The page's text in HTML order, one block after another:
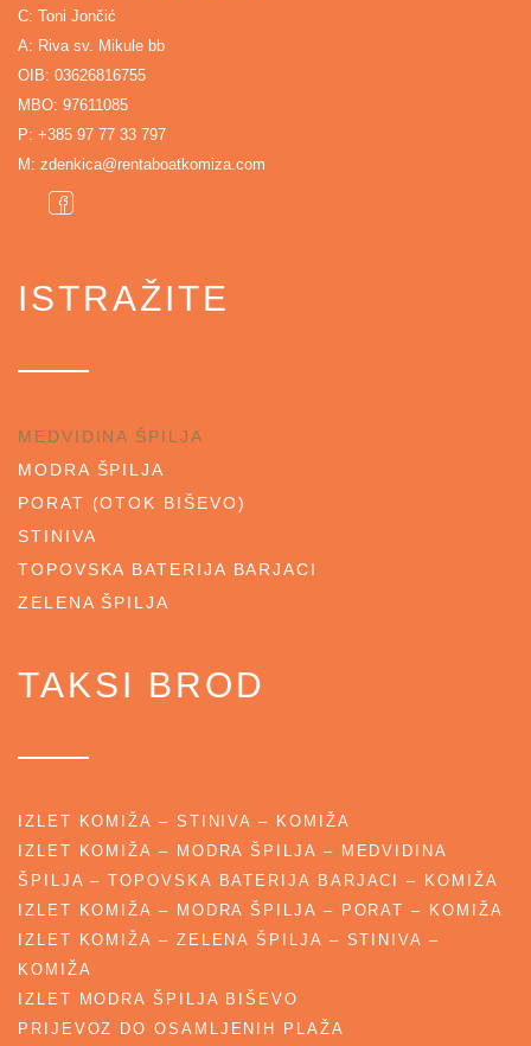
C: Toni Jončić
A: Riva sv. Mikule bb
OIB: 03626816755
MBO: 97611085
P: +385 97 77 33 797
M: zdenkica@rentaboatkomiza.com
ISTRAŽITE
MEDVIDINA ŠPILJA
MODRA ŠPILJA
PORAT (OTOK BIŠEVO)
STINIVA
TOPOVSKA BATERIJA BARJACI
ZELENA ŠPILJA
TAKSI BROD
IZLET KOMIŽA – STINIVA – KOMIŽA
IZLET KOMIŽA – MODRA ŠPILJA – MEDVIDINA
ŠPILJA – TOPOVSKA BATERIJA BARJACI – KOMIŽA
IZLET KOMIŽA – MODRA ŠPILJA – PORAT – KOMIŽA
IZLET KOMIŽA – ZELENA ŠPILJA – STINIVA –
KOMIŽA
IZLET MODRA ŠPILJA BIŠEVO
PRIJEVOZ DO OSAMLJENIH PLAŽA